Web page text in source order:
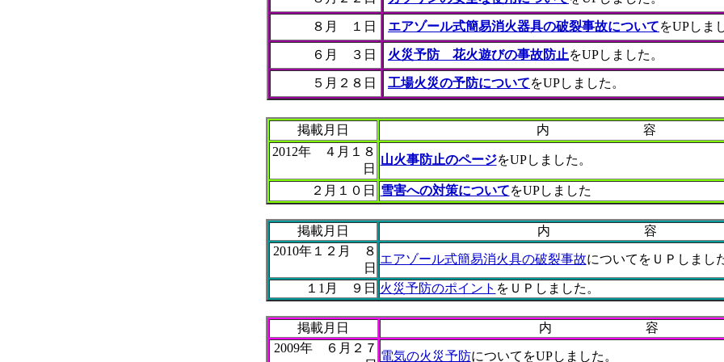
８月 １日 エアゾール式簡易消火器具の破裂事故についてをUPしま
６月 ３日 火災予防 花火遊びの事故防止をUPしました。
５月２８日 工場火災の予防についてをUPしました。
掲載月日
内 容
2012年 ４月１８
日
山火事防止のページをUPしました。
２月１０日 雪害への対策についてをUPしました
掲載月日
内 容
2010年１２月 ８
日
エアゾール式簡易消火具の破裂事故についてをＵＰしまし
１1月 ９日 火災予防のポイント をＵＰしました。
掲載月日
内 容
2009年 ６月２７
電気の火災予防についてをUPしました。